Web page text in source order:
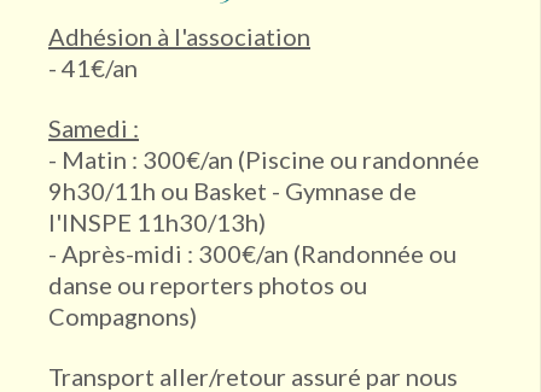
Adhésion à l'association
- 41€/an
Samedi :
- Matin : 300€/an (Piscine ou randonnée
9h30/11h ou Basket - Gymnase de
l'INSPE 11h30/13h)
- Après-midi : 300€/an (Randonnée ou
danse ou reporters photos ou
Compagnons)
Transport aller/retour assuré par nous